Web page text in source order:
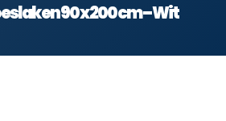
90 x 200 cm – Wit